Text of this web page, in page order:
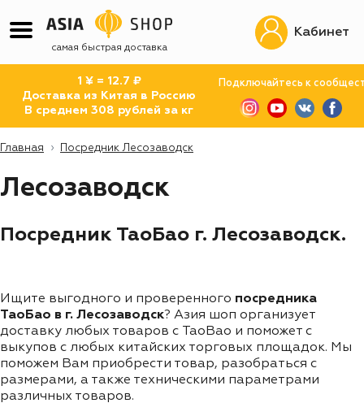
самая быстрая доставка
1 ¥ = 12.7 ₽
Доставка из Китая в Россию
В среднем 308 рублей за кг
Подключайтесь к
Кабинет
Главная Посредник Лесозаводск
Лесозаводск
Посредник ТаоБао г. Лесозаводск.
Ищите выгодного и проверенного посредника
ТаоБао в г. Лесозаводск? Азия шоп организует
доставку любых товаров с TaoBao и поможет с
выкупов с любых китайских торговых площадок. Мы
поможем Вам приобрести товар, разобраться с
размерами, а также техническими параметрами
различных товаров.